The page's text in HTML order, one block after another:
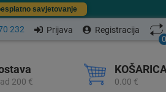
savjetovanje
232 Prijava
Registracija
0
200 € 0.00 €